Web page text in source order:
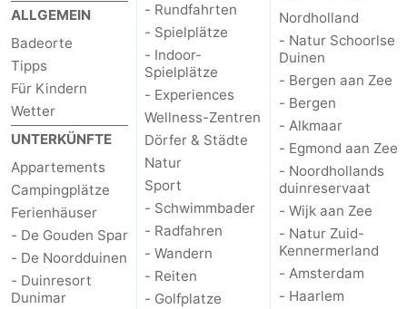
ALLGEMEIN
Badeorte
Tipps
Für Kindern
Wetter
UNTERKÜNFTE
Appartements
Campingplätze
Ferienhäuser
- De Gouden Spar
- De Noordduinen
- Duinresort
Dunimar
- Rundfahrten
- Spielplätze
- Indoor-
Spielplätze
- Experiences
Wellness-Zentren
Dörfer & Städte
Natur
Sport
- Schwimmbader
- Radfahren
- Wandern
- Reiten
- Golfplatze
Nordholland
- Natur Schoorlse
Duinen
- Bergen aan Zee
- Bergen
- Alkmaar
- Egmond aan Zee
- Noordhollands
duinreservaat
- Wijk aan Zee
- Natur Zuid-
Kennermerland
- Amsterdam
- Haarlem